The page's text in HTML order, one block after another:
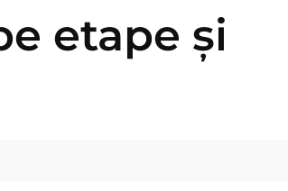
etape și